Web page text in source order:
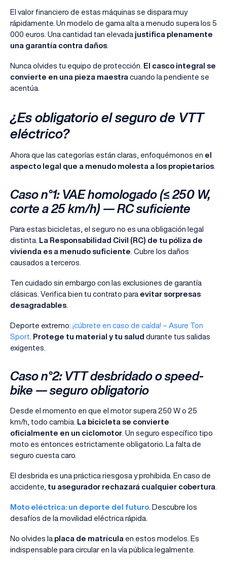
El valor financiero de estas máquinas se dispara muy
rápidamente. Un modelo de gama alta a menudo supera los 5
000 euros. Una cantidad tan elevada justifica plenamente
una garantía contra daños.
Nunca olvides tu equipo de protección. El casco integral se
convierte en una pieza maestra cuando la pendiente se
acentúa.
¿Es obligatorio el seguro de VTT
eléctrico?
Ahora que las categorías están claras, enfoquémonos en el
aspecto legal que a menudo molesta a los propietarios.
Caso n°1: VAE homologado (≤ 250 W,
corte a 25 km/h) — RC suficiente
Para estas bicicletas, el seguro no es una obligación legal
distinta. La Responsabilidad Civil (RC) de tu póliza de
vivienda es a menudo suficiente. Cubre los daños
causados a terceros.
Ten cuidado sin embargo con las exclusiones de garantía
clásicas. Verifica bien tu contrato para evitar sorpresas
desagradables.
Deporte extremo: ¡cúbrete en caso de caída! – Asure Ton
Sport. Protege tu material y tu salud durante tus salidas
exigentes.
Caso n°2: VTT desbridado o speed-
bike — seguro obligatorio
Desde el momento en que el motor supera 250 W o 25
km/h, todo cambia. La bicicleta se convierte
oficialmente en un ciclomotor. Un seguro específico tipo
moto es entonces estrictamente obligatorio. La falta de
seguro cuesta caro.
El desbrida es una práctica riesgosa y prohibida. En caso de
accidente, tu asegurador rechazará cualquier cobertura.
Moto eléctrica: un deporte del futuro. Descubre los
desafíos de la movilidad eléctrica rápida.
No olvides la placa de matrícula en estos modelos. Es
indispensable para circular en la vía pública legalmente.